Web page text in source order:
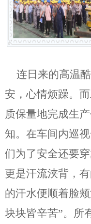
连日来的高温
安，心情烦躁。
质保量地完成生
知。在车间内巡
们为了安全还要
更是汗流浃背，
的汗水便顺着脸
块块皆辛苦”。所